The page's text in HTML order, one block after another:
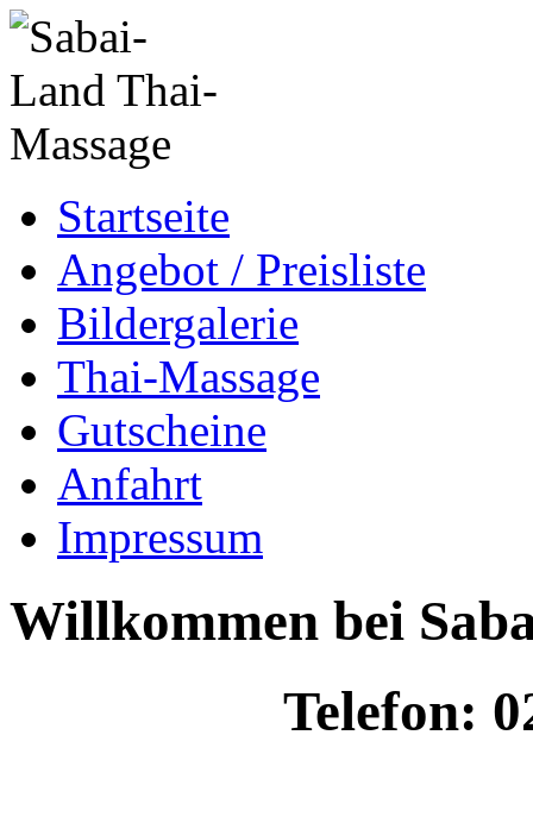
Startseite
Angebot / Preisliste
Bildergalerie
Thai-Massage
Gutscheine
Anfahrt
Impressum
Willkommen bei
Telefon: